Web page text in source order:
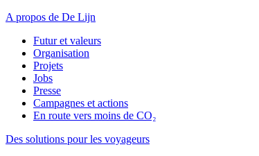
A propos de De Lijn
Futur et valeurs
Organisation
Projets
Jobs
Presse
Campagnes et actions
En route vers moins de CO₂
Des solutions pour les voyageurs